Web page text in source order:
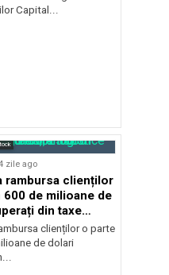
Capital...
zile ago
rambursa clienților
600 de milioane de
din taxe
clienților o parte
de dolari